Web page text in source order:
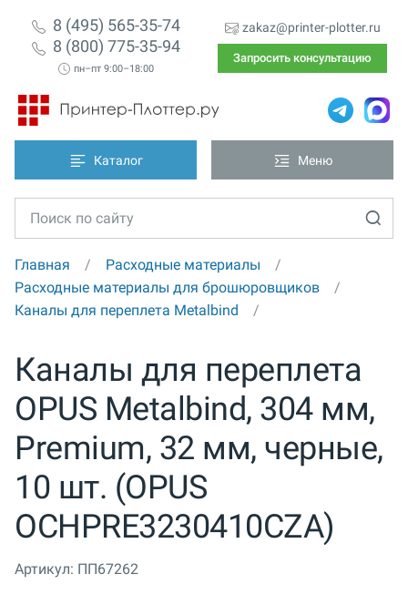
8 (495) 565-35-74
8 (800) 775-35-94
пн–пт 9:00–18:00
zakaz@printer-plotter.ru
Запросить консультацию
Каталог Меню
Главная
Расходные материалы
Расходные материалы для брошюровщиков
Каналы для переплета Metalbind
Каналы для переплета
OPUS Metalbind, 304 мм,
Premium, 32 мм, черные,
10 шт. (OPUS
OCHPRE3230410CZA)
Артикул: ПП67262